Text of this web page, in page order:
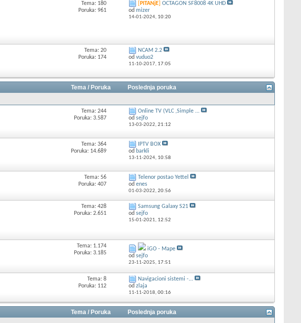
Tema: 180
Poruka: 961
PITANjE] OCTAGON SF8008 4K UHD
od mizer
14-01-2024, 10:20
Tema: 20
Poruka: 174
NCAM 2.2
od vuduo2
11-10-2017, 17:05
Tema / Poruka
Poslednja poruka
Tema: 244
Poruka: 3.587
Online TV (VLC ,Simple ...
od sejfo
13-03-2022, 21:12
Tema: 364
Poruka: 14.689
IPTV BOX
od barkli
13-11-2024, 10:58
Tema: 56
Poruka: 407
Telenor postao Yettel
od enes
01-03-2022, 20:56
Tema: 428
Poruka: 2.651
Samsung Galaxy S21
od sejfo
15-01-2021, 12:52
Tema: 1.174
Poruka: 3.185
iGO - Mape
od sejfo
23-11-2025, 17:51
Tema: 8
Poruka: 112
Navigacioni sistemi -...
od zlaja
11-11-2018, 00:16
Tema / Poruka
Poslednja poruka